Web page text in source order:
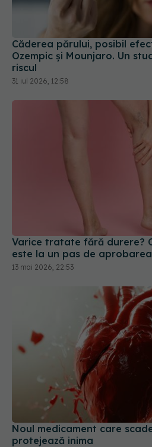
Căderea părului, posibil
Ozempic și Mounjaro. Un
riscul
31 iul 2026, 12:58
Varice tratate fără durere?
este la un pas de aprobarea
13 mai 2026, 22:53
Noul medicament care
protejează inima